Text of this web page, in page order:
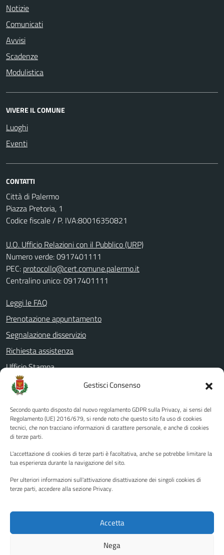
Gestisci Consenso
Secondo quanto disposto dal nuovo regolamento GDPR sulla Privacy, ai sensi del
Regolamento (UE) 2016/679, si rende noto che questo sito fa uso di cookies
tecnici, che non tracciano informazioni di carattere personale, e anche di cookies
di terze parti.
L'accettazione di cookies di terze parti è facoltativa, anche se potrebbe limitare la
tua esperienza durante la navigazione del sito.
Per ulteriori informazioni sull'attivazione disattivazione dei singoli cookies di
terze parti, accedere alla sezione Privacy.
Accetta
Nega
Notizie
Comunicati
Avvisi
Scadenze
Modulistica
VIVERE IL COMUNE
Luoghi
Eventi
CONTATTI
Città di Palermo
Piazza Pretoria, 1
Codice fiscale / P. IVA:80016350821
U.O. Ufficio Relazioni con il Pubblico (URP)
Numero verde: 0917401111
PEC: protocollo@cert.comune.palermo.it
Centralino unico: 0917401111
Leggi le FAQ
Prenotazione appuntamento
Segnalazione disservizio
Richiesta assistenza
Ufficio Stampa
Amministrazione Trasparente
Albo pretorio
Informativa privacy
Note legali
Piano di miglioramento del sito
Instagram